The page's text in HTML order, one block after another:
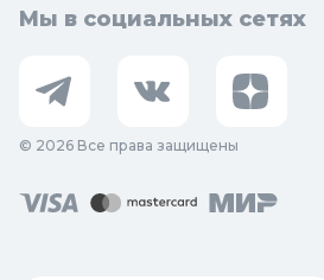
Мы в социальных сетях
© 2026 Все права защищены